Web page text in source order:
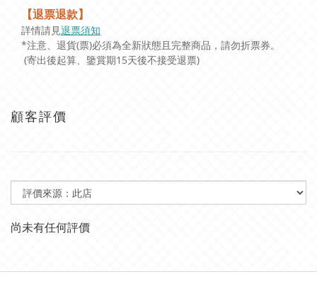
【退票退款】
詳情請見退票須知
*注意、退貨(票)必須為全新狀態且完整商品，請勿折票券。
(寄出後起算、鑒賞期15天後不接受退票)
顧客評價
尚未有任何評價